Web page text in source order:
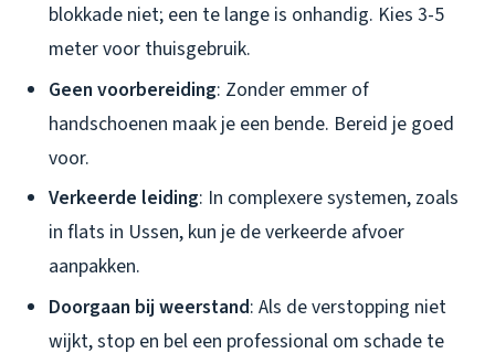
blokkade niet; een te lange is onhandig. Kies 3-5
meter voor thuisgebruik.
Geen voorbereiding: Zonder emmer of
handschoenen maak je een bende. Bereid je goed
voor.
Verkeerde leiding: In complexere systemen, zoals
in flats in Ussen, kun je de verkeerde afvoer
aanpakken.
Doorgaan bij weerstand: Als de verstopping niet
wijkt, stop en bel een professional om schade te